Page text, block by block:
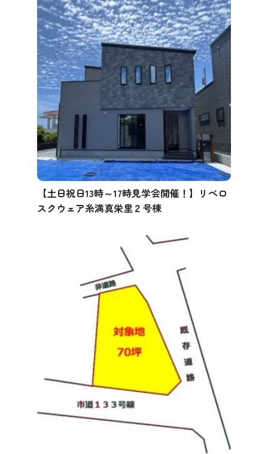
【土日祝日13時～17時見学会開催！】リベロ
スクウェア糸満真栄里２号棟